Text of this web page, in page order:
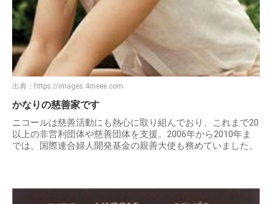
出典： https://images.4meee.com
かなりの慈善家です
ニコールは慈善活動にも熱心に取り組んでおり、これまで20
以上の非営利団体や慈善団体を支援。2006年から2010年ま
では、国際連合婦人開発基金の親善大使も務めていました。